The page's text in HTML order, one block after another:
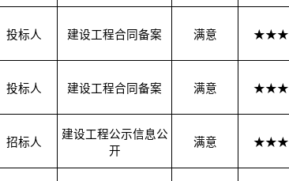
投标人 建设工程合同备案 满意 ★★★
投标人 建设工程合同备案 满意 ★★★
招标人
建设工程公示信息公
开
满意 ★★★